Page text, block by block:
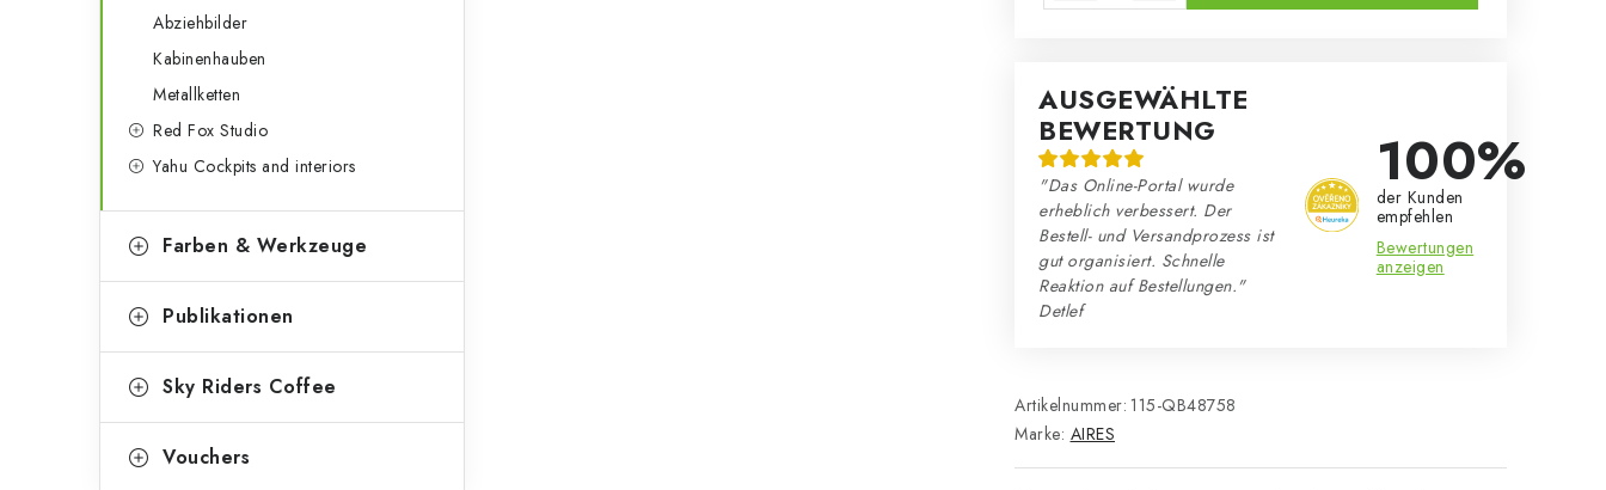
Abziehbilder
Kabinenhauben
Metallketten
Red Fox Studio
Yahu Cockpits and interiors
Farben & Werkzeuge
Publikationen
Sky Riders Coffee
Vouchers
AUSGEWÄHLTE
BEWERTUNG
"Das Online-Portal wurde
erheblich verbessert. Der
Bestell- und Versandprozess ist
gut organisiert. Schnelle
Reaktion auf Bestellungen."
Detlef
100%
der Kunden
empfehlen
Bewertungen
anzeigen
Artikelnummer: 115-QB48758
Marke: AIRES